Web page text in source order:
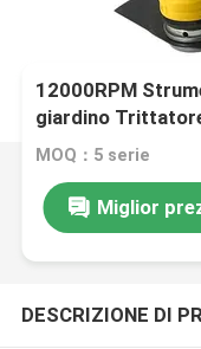
12000RPM
giardino
MOQ：5 serie
Miglior
DESCRIZIONE DI